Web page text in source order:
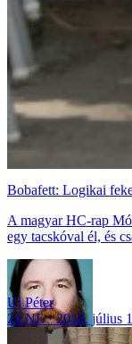
Bobafett: Logikai
A magyar HC-rap
egy tacskóval él, és
Uj Péter
ZENE
2018. július